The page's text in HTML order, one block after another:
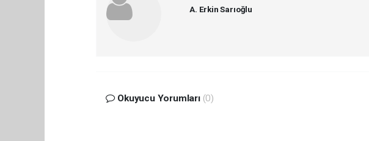
A. Erkin Sarıoğlu
Okuyucu Yorumları (0)